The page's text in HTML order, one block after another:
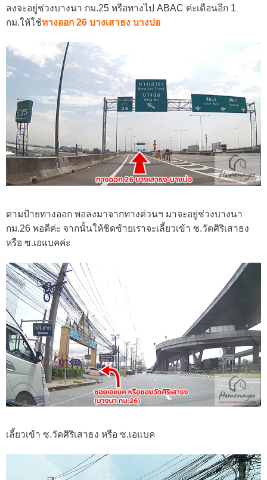
ลงจะอยู่ช่วงบางนา กม.25 หรือทางไป ABAC ค่ะเตือนอีก 1
กม.ให้ใช้ทางออก 26 บางเสาธง บางบ่อ
ตามป้ายทางออก พอลงมาจากทางด่วนฯ มาจะอยู่ช่วงบางนา
กม.26 พอดีค่ะ จากนั้นให้ชิดซ้ายเราจะเลี้ยวเข้า ซ.วัดศิริเสาธง
หรือ ซ.เอแบคค่ะ
เลี้ยวเข้า ซ.วัดศิริเสาธง หรือ ซ.เอแบค